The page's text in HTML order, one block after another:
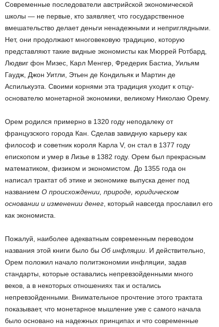
Современные последователи австрийской экономической
школы — не первые, кто заявляет, что государственное
вмешательство делает деньги ненадежными и неприглядными.
Нет, они продолжают многовековую традицию, которую
представляют такие видные экономисты как Мюррей Ротбард,
Людвиг фон Мизес, Карл Менгер, Фредерик Бастиа, Уильям
Гаудж, Джон Уитли, Этьен де Кондильяк и Мартин де
Аспилькуэта. Своими корнями эта традиция уходит к отцу-
основателю монетарной экономики, великому Николаю Орему.
Орем родился примерно в 1320 году неподалеку от
французского города Кан. Сделав завидную карьеру как
философ и советник короля Карла V, он стал в 1377 году
епископом и умер в Лизье в 1382 году. Орем был прекрасным
математиком, физиком и экономистом. До 1355 года он
написал трактат об этике и экономике выпуска денег под
названием О происхождении, природе, юридическом
основании и изменении денег , который навсегда прославил его
как экономиста.
Пожалуй, наиболее адекватным современным переводом
названия этой книги было бы Об инфляции . И действительно,
Орем положил начало политэкономии инфляции, задав
стандарты, которые оставались непревзойденными много
веков, а в некоторых отношениях так и остались
непревзойденными. Внимательное прочтение этого трактата
показывает, что монетарное мышление уже с самого начала
было основано на надежных принципах и что современные